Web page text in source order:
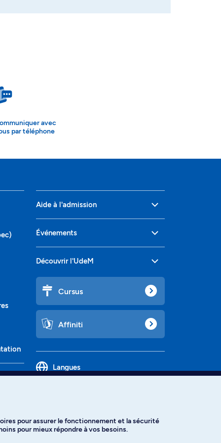
avec
par téléphone
Aide à l'admission
Événements
Découvrir l'UdeM
Cursus
Affiniti
Langues
pour assurer le fonctionnement et la sécurité
pour mieux répondre à vos besoins.